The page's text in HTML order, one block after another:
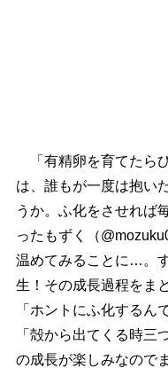
「有精卵を育てたら
は、誰もが一度は抱い
うか。ふ化をさせれば
ったもずく（
温めてみることに…。
生！その成長過程をま
「ホントにふ化するん
「殻から出てくる時三
の成長が楽しみなので